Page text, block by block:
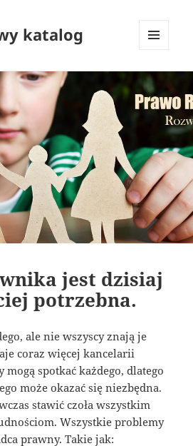
katalog
WIDGETY
jest dzisiaj
potrzebna.
ale nie wszyscy znają je
coraz więcej kancelarii
spotkać każdego, dlatego
może okazać się niezbędna.
stawić czoła wszystkim
Wszystkie problemy
prawny. Takie jak: